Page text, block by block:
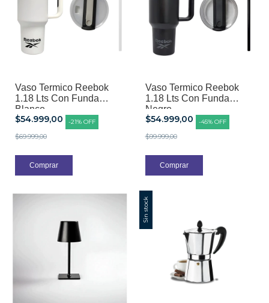
Vaso Termico Reebok
1.18 Lts Con Funda
Blanco
$54.999,00 -21% OFF
$69.999,00
Vaso Termico Reebok
1.18 Lts Con Funda
Negro
$54.999,00 -45% OFF
$99.999,00
Sin stock